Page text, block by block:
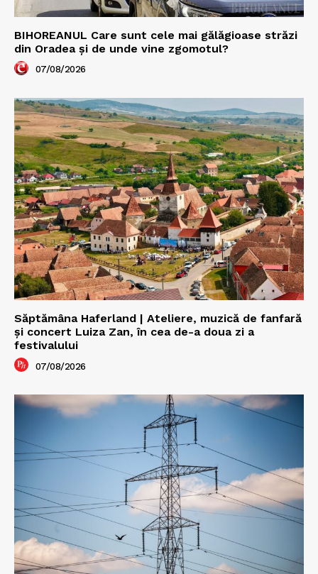
BIHOREANUL Care sunt cele mai gălăgioase străzi
din Oradea și de unde vine zgomotul?
07/08/2026
Săptămâna Haferland | Ateliere, muzică de fanfară
şi concert Luiza Zan, în cea de-a doua zi a
festivalului
07/08/2026